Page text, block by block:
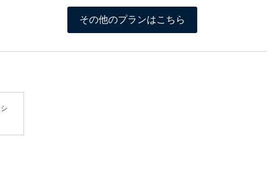
その他のプランはこちら